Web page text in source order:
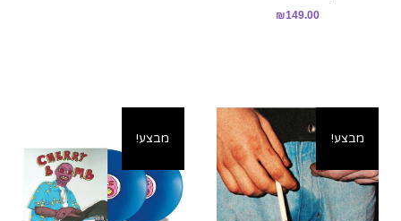
₪149.00
מבצע! מבצע!